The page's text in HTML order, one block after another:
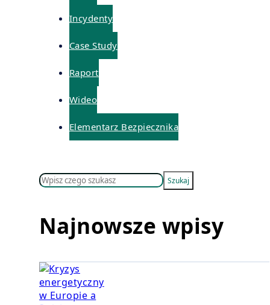
Incydenty
Case Study
Raport
Wideo
Elementarz Bezpiecznika
Szukaj Szukaj
Najnowsze wpisy